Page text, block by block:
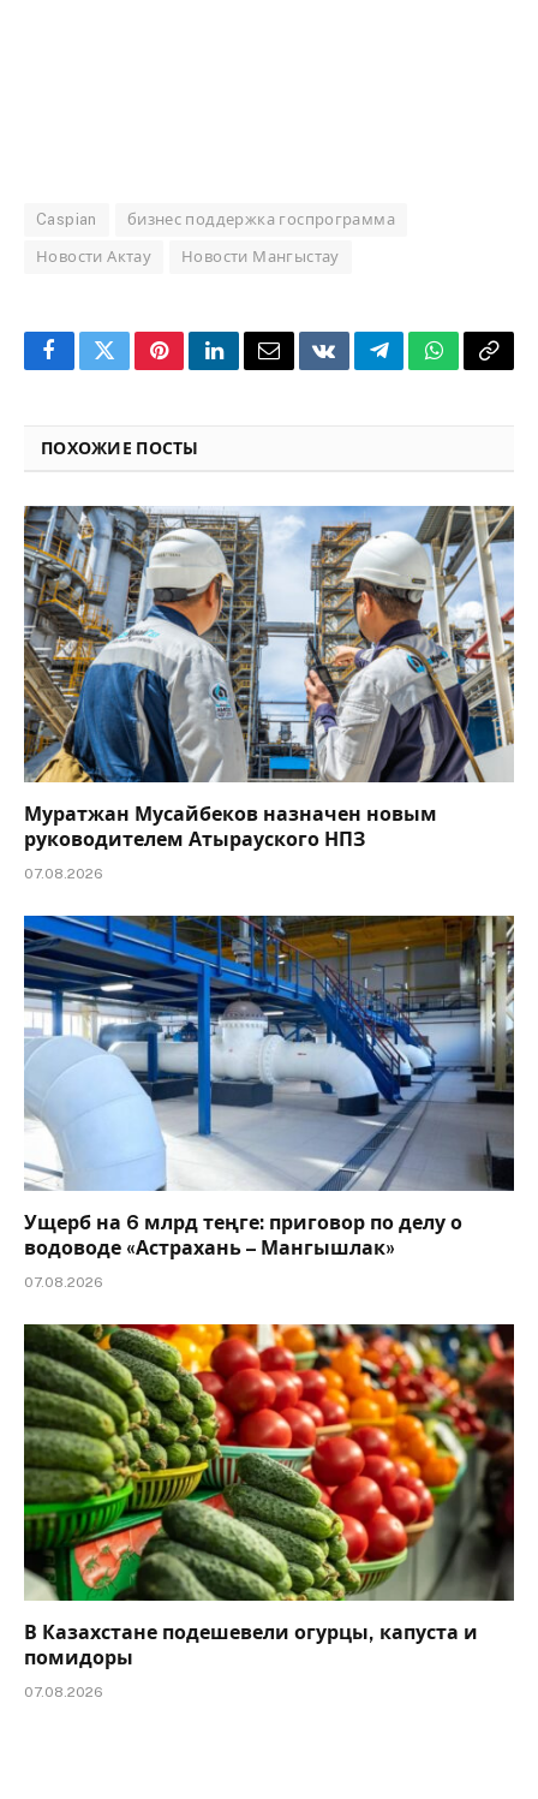
Caspian бизнес поддержка госпрограмма
Новости Актау Новости Мангыстау
FacebookTwitterPinterestLinkedInEmailVKontakteTelegramWhatsApp
Copy
ПОХОЖИЕ ПОСТЫ
Муратжан Мусайбеков назначен новым
руководителем Атырауского НПЗ
07.08.2026
Ущерб на 6 млрд теңге: приговор по делу о
водоводе «Астрахань – Мангышлак»
07.08.2026
В Казахстане подешевели огурцы, капуста и
помидоры
07.08.2026